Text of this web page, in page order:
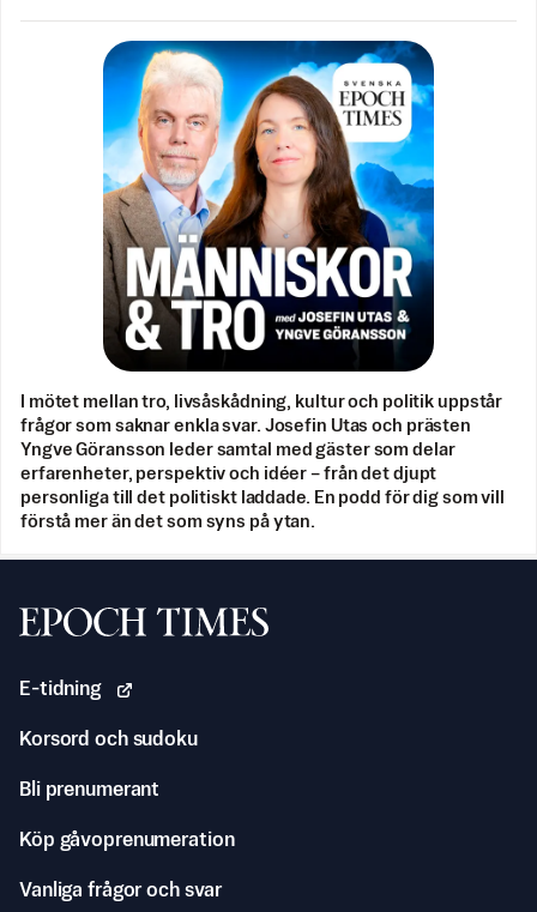
I mötet mellan tro, livsåskådning, kultur och politik uppstår
frågor som saknar enkla svar. Josefin Utas och prästen
Yngve Göransson leder samtal med gäster som delar
erfarenheter, perspektiv och idéer – från det djupt
personliga till det politiskt laddade. En podd för dig som vill
förstå mer än det som syns på ytan.
Svenska Epoch Times
E-tidning
Korsord och sudoku
Bli prenumerant
Köp gåvoprenumeration
Vanliga frågor och svar